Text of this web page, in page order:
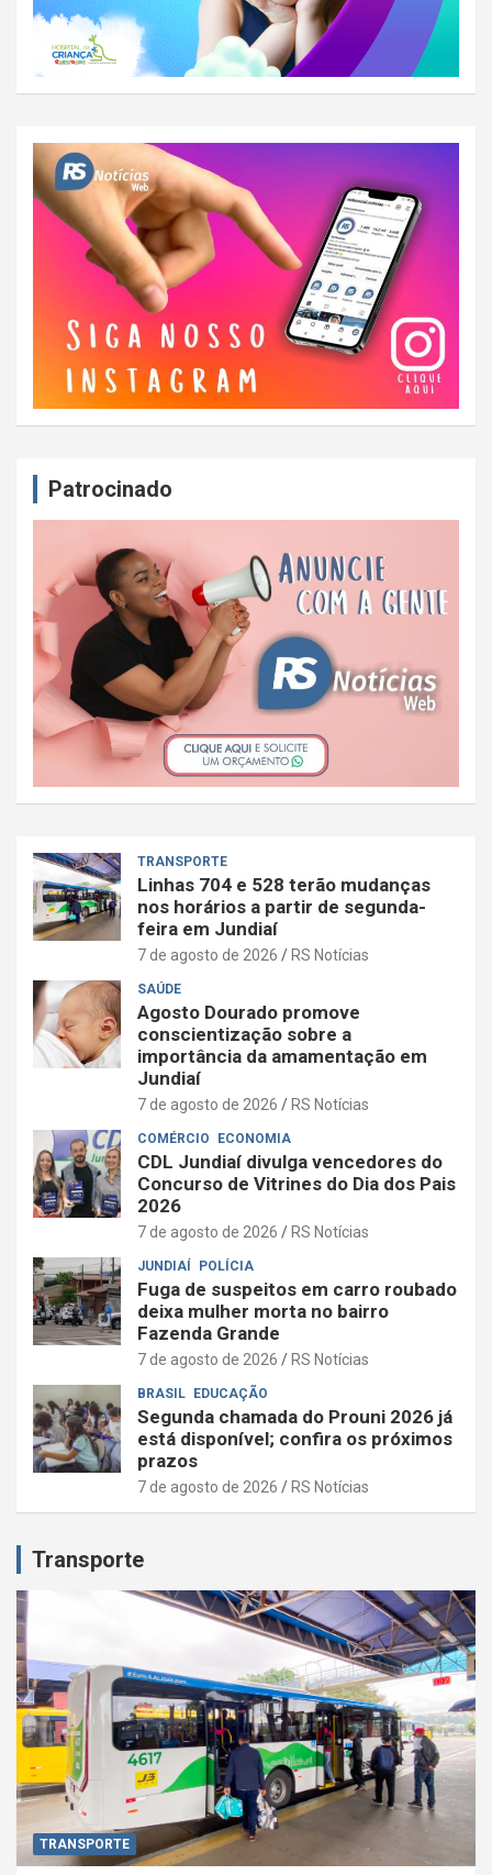
Patrocinado
TRANSPORTE
Linhas 704 e 528 terão mudanças
nos horários a partir de segunda-
feira em Jundiaí
7 de agosto de 2026 RS Notícias
SAÚDE
Agosto Dourado promove
conscientização sobre a
importância da amamentação em
Jundiaí
7 de agosto de 2026 RS Notícias
COMÉRCIO ECONOMIA
CDL Jundiaí divulga vencedores do
Concurso de Vitrines do Dia dos Pais
2026
7 de agosto de 2026 RS Notícias
JUNDIAÍ POLÍCIA
Fuga de suspeitos em carro roubado
deixa mulher morta no bairro
Fazenda Grande
7 de agosto de 2026 RS Notícias
BRASIL EDUCAÇÃO
Segunda chamada do Prouni 2026 já
está disponível; confira os próximos
prazos
7 de agosto de 2026 RS Notícias
Transporte
TRANSPORTE